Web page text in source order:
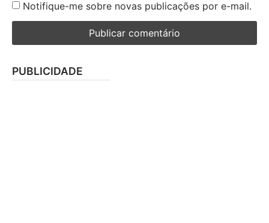
Notifique-me sobre novas publicações por e-mail.
PUBLICIDADE